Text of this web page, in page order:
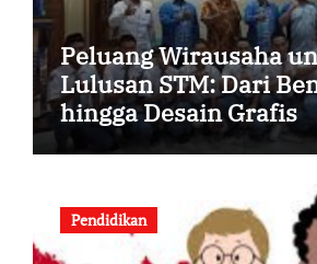
Peluang Wirausaha
Lulusan STM: Dari
hingga Desain Grafis
Pendidikan